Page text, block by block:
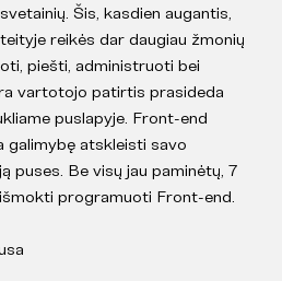
Šis, kasdien augantis,
reikės dar daugiau žmonių
piešti, administruoti bei
vartotojo patirtis prasideda
puslapyje. Front-end
galimybę atskleisti savo
puses. Be visų jau paminėtų, 7
programuoti Front-end.